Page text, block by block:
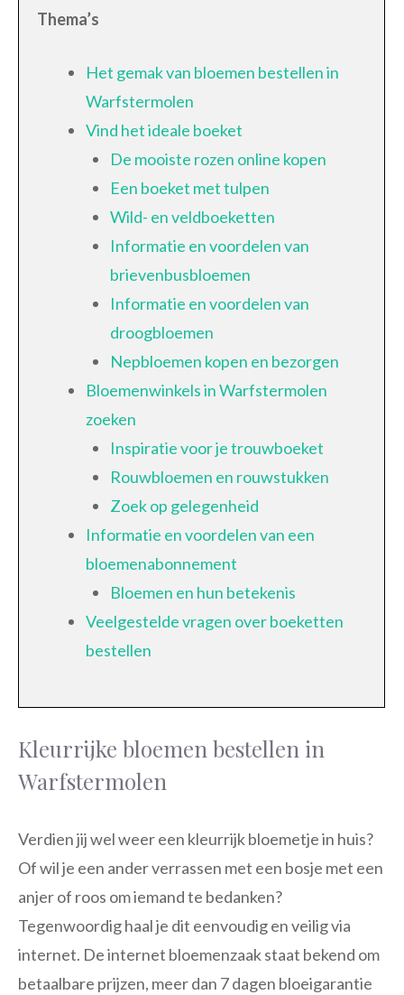
Thema’s
Het gemak van bloemen bestellen in
Warfstermolen
Vind het ideale boeket
De mooiste rozen online kopen
Een boeket met tulpen
Wild- en veldboeketten
Informatie en voordelen van
brievenbusbloemen
Informatie en voordelen van
droogbloemen
Nepbloemen kopen en bezorgen
Bloemenwinkels in Warfstermolen
zoeken
Inspiratie voor je trouwboeket
Rouwbloemen en rouwstukken
Zoek op gelegenheid
Informatie en voordelen van een
bloemenabonnement
Bloemen en hun betekenis
Veelgestelde vragen over boeketten
bestellen
Kleurrijke bloemen bestellen in
Warfstermolen
Verdien jij wel weer een kleurrijk bloemetje in huis?
Of wil je een ander verrassen met een bosje met een
anjer of roos om iemand te bedanken?
Tegenwoordig haal je dit eenvoudig en veilig via
internet. De internet bloemenzaak staat bekend om
betaalbare prijzen, meer dan 7 dagen bloeigarantie